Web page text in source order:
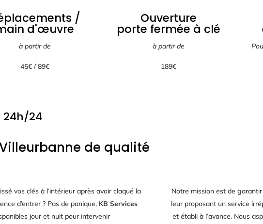
/
d'œuvre
à partir de
45€ / 89€
Ouverture
porte fermée à clé
à partir de
189€
24h/24
de qualité
vos clés à l’intérieur après avoir claqué la
d’entrer ? Pas de panique, KB Services
jour et nuit pour intervenir
Notre mission est de
leur proposant un service
et établi à l’avance. Nous